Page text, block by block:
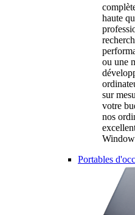
haute
ou une
sur
votre
nos
Portables